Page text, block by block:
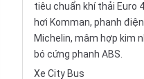
tiêu chuẩn khí thải Euro
hơi Komman, phanh
Michelin, mâm hợp kim
bó cứng phanh ABS.
Xe City Bus